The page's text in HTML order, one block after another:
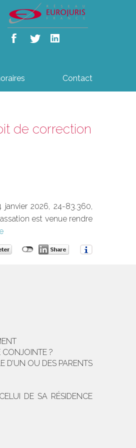
Contact
de correction
2026, 24-83.360,
est venue rendre
CONJOINTE ?
D’UN OU DES PARENTS
DE SA RÉSIDENCE